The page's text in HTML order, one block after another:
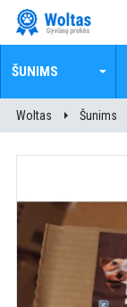
ŠUNIMS
Woltas Šunims